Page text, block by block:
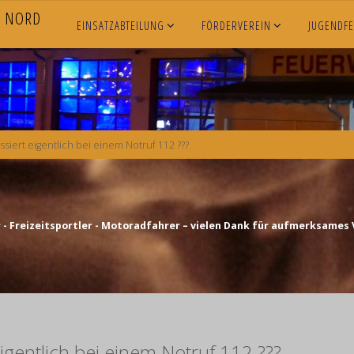
NORD EINSATZABTEILUNG FÖRDERVEREIN
eigentlich bei einem Notruf 112 ???
- Freizeitsportler - Motoradfahrer – vielen Dank für aufmerksames